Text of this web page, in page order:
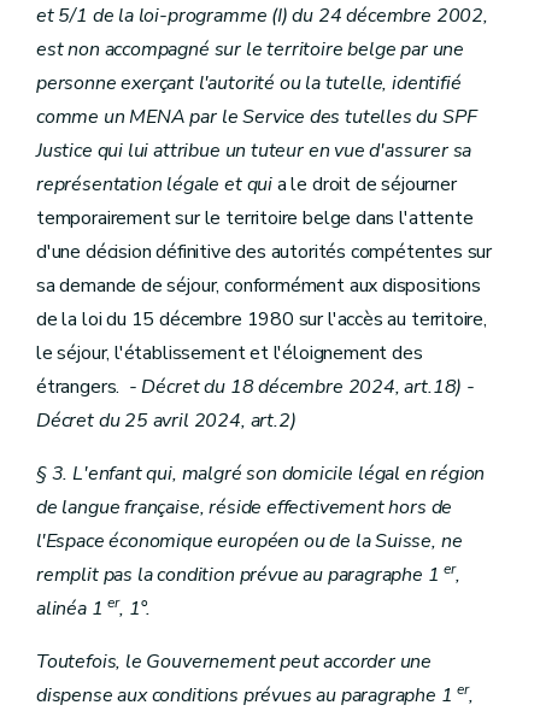
et 5/1 de la loi-programme (I) du 24 décembre 2002,
est non accompagné sur le territoire belge par une
personne exerçant l'autorité ou la tutelle, identifié
comme un MENA par le Service des tutelles du SPF
Justice qui lui attribue un tuteur en vue d'assurer sa
représentation légale et quia le droit de séjourner
temporairement sur le territoire belge dans l'attente
d'une décision définitive des autorités compétentes sur
sa demande de séjour, conformément aux dispositions
de la loi du 15 décembre 1980 sur l'accès au territoire,
le séjour, l'établissement et l'éloignement des
étrangers. - Décret du 18 décembre 2024, art.18) -
Décret du 25 avril 2024, art.2)
§ 3. L'enfant qui, malgré son domicile légal en région
de langue française, réside effectivement hors de
l'Espace économique européen ou de la Suisse, ne
remplit pas la condition prévue au paragraphe 1er,
alinéa 1er, 1°.
Toutefois, le Gouvernement peut accorder une
dispense aux conditions prévues au paragraphe 1er,